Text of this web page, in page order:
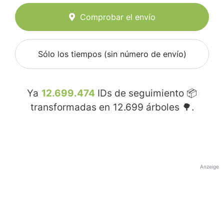
Comprobar el envío
Sólo los tiempos (sin número de envío)
Ya 12.699.474 IDs de seguimiento 📦
transformadas en 12.699 árboles 🌳.
Anzeige